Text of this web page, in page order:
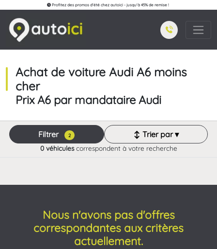
Profitez des promos d'été chez autoici - jusqu'à 45% de remise !
Achat de voiture Audi A6 moins
cher
Prix A6 par mandataire Audi
Filtrer 2 ↕ Trier par ▾
0 véhiculescorrespondent à votre recherche
Nous n'avons pas d'offres
correspondantes aux critères
actuellement.